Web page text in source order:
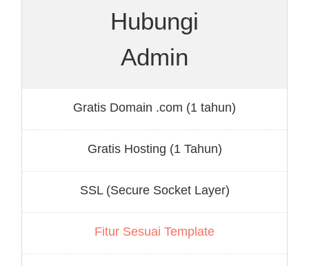
Hubungi
Admin
Gratis Domain .com (1 tahun)
Gratis Hosting (1 Tahun)
SSL (Secure Socket Layer)
Fitur Sesuai Template